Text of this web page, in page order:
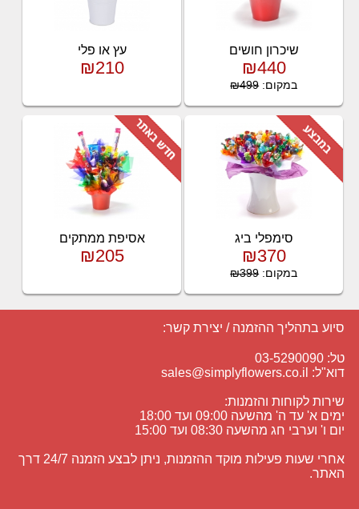
שיכרון חושים
₪440
במקום:₪499
עץ או פלי
₪210
סימפלי ביג
₪370
במקום:₪399
אסיפת ממתקים
₪205
סיוע בתהליך ההזמנה / יצירת קשר:
טל: 03-5290090
דוא"ל: sales@simplyflowers.co.il
שירות לקוחות והזמנות:
ימים א' עד ה' מהשעה 09:00 ועד 18:00
יום ו' וערבי חג מהשעה 08:30 ועד 15:00
אחרי שעות פעילות מוקד ההזמנות, ניתן לבצע הזמנה 24/7 דרך
האתר.